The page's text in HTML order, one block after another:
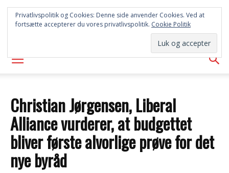
SYD
AVISEN
Christian Jørgensen, Liberal
Alliance vurderer, at budgettet
bliver første alvorlige prøve for det
nye byråd
Privatlivspolitik og Cookies: Denne side anvender Cookies. Ved at
fortsætte accepterer du vores privatlivspolitik. Cookie Politik